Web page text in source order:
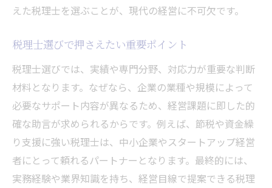
えた税理士を選ぶことが、現代の経営に不可欠です。
税理士選びで押さえたい重要ポイント
税理士選びでは、実績や専門分野、対応力が重要な判断
材料となります。なぜなら、企業の業種や規模によって
必要なサポート内容が異なるため、経営課題に即した的
確な助言が求められるからです。例えば、節税や資金繰
り支援に強い税理士は、中小企業やスタートアップ経営
者にとって頼れるパートナーとなります。最終的には、
実務経験や業界知識を持ち、経営目線で提案できる税理